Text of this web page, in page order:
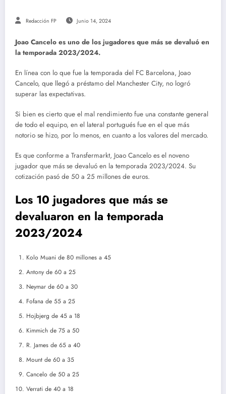
Redacción FP Junio 14, 2024
Joao Cancelo es uno de los jugadores que más se devaluó en
la temporada 2023/2024.
En línea con lo que fue la temporada del FC Barcelona, Joao
Cancelo, que llegó a préstamo del Manchester City, no logró
superar las expectativas.
Si bien es cierto que el mal rendimiento fue una constante general
de todo el equipo, en el lateral portugués fue en el que más
notorio se hizo, por lo menos, en cuanto a los valores del mercado.
Es que conforme a Transfermarkt, Joao Cancelo es el noveno
jugador que más se devaluó en la temporada 2023/2024. Su
cotización pasó de 50 a 25 millones de euros.
Los 10 jugadores que más se
devaluaron en la temporada
2023/2024
Kolo Muani de 80 millones a 45
Antony de 60 a 25
Neymar de 60 a 30
Fofana de 55 a 25
Hojbjerg de 45 a 18
Kimmich de 75 a 50
R. James de 65 a 40
Mount de 60 a 35
Cancelo de 50 a 25
Verrati de 40 a 18